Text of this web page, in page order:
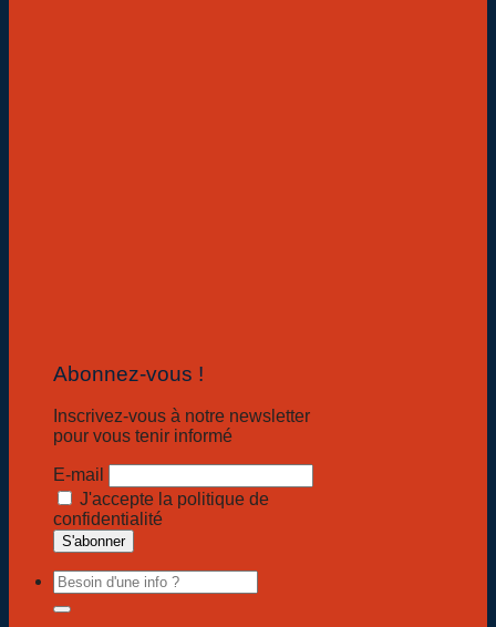
Abonnez-vous !
Inscrivez-vous à notre newsletter
pour vous tenir informé
E-mail
J'accepte la politique de
confidentialité